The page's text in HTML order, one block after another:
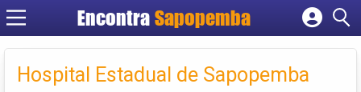
Encontra Sapopemba
Cadastrar empresa
Criar conta
Hospital Estadual de Sapopemba